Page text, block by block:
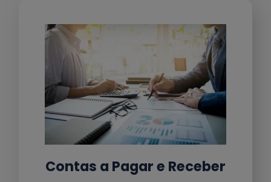
Contas a Pagar e Receber